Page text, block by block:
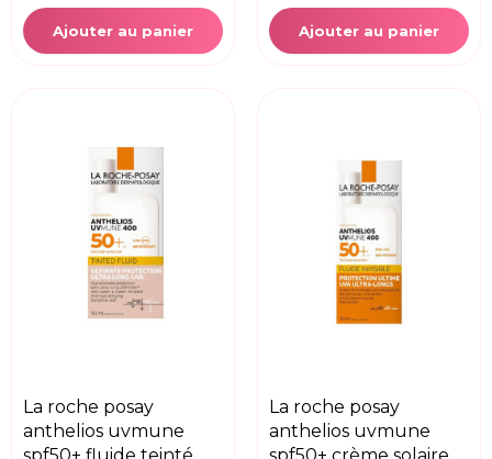
Ajouter au panier Ajouter au panier
la roche posay
anthelios uvmune
la roche posay
anthelios uvmune